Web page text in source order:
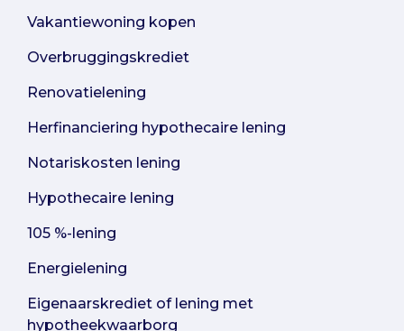
Vakantiewoning kopen
Overbruggingskrediet
Renovatielening
Herfinanciering hypothecaire lening
Notariskosten lening
Hypothecaire lening
105 %-lening
Energielening
Eigenaarskrediet of lening met
hypotheekwaarborg